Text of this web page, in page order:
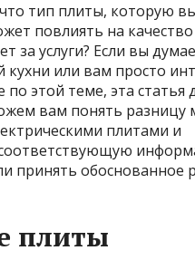
тип плиты, которую
повлиять на
за услуги? Если вы
кухни или вам просто
этой теме, эта статья
вам понять разницу
плитами и
принять обоснованное
плиты